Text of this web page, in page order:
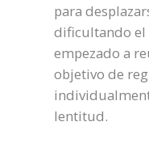
para
dificultando el
empezado a
objetivo de
lentitud.